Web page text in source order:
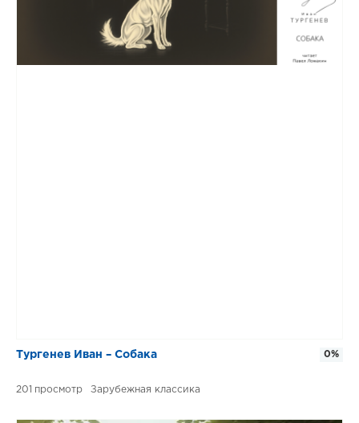
Тургенев Иван – Собака
201 Зарубежная классика
0%